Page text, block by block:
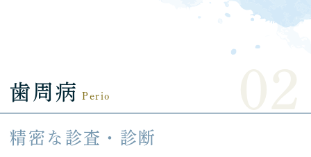
歯周病 Perio
精密な診査・診断